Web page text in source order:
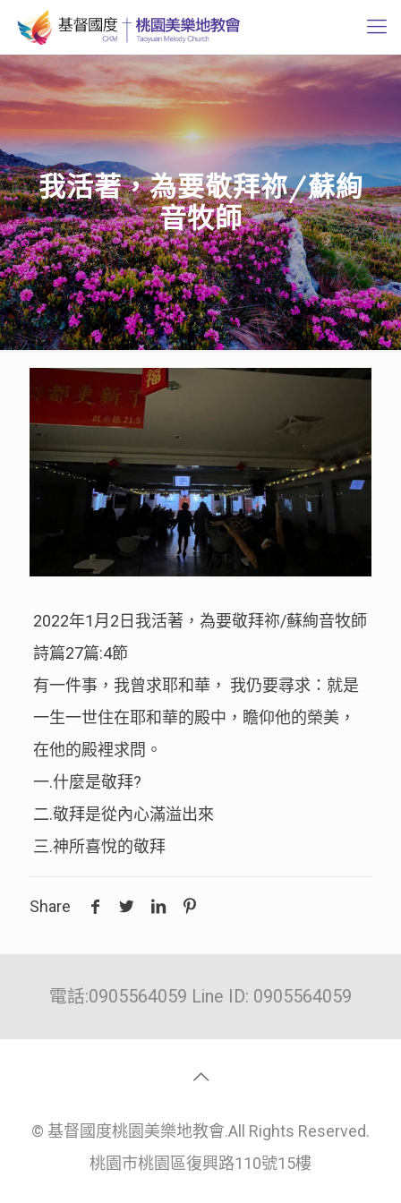
我活著，為要敬拜祢/蘇絢
音牧師
2022年1月2日我活著，為要敬拜祢/蘇絢音牧師
詩篇27篇:4節
有一件事，我曾求耶和華， 我仍要尋求：就是
一生一世住在耶和華的殿中，瞻仰他的榮美，
在他的殿裡求問。
一.什麼是敬拜?
二.敬拜是從內心滿溢出來
三.神所喜悅的敬拜
Share
電話:0905564059 Line ID: 0905564059
© 基督國度桃園美樂地教會.All Rights Reserved.
桃園市桃園區復興路110號15樓